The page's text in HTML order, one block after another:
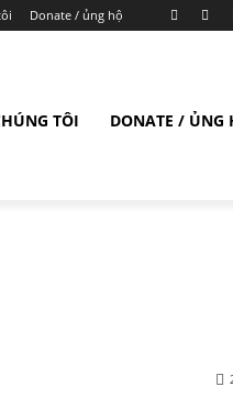
Donate / ủng hộ
TÔI DONATE / ỦNG